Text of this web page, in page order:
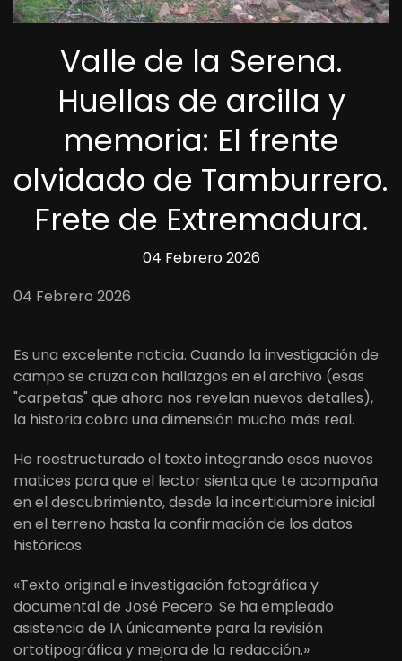
Valle de la Serena.
Huellas de arcilla y
memoria: El frente
olvidado de Tamburrero.
Frete de Extremadura.
04 Febrero 2026
04 Febrero 2026
Es una excelente noticia. Cuando la investigación de
campo se cruza con hallazgos en el archivo (esas
"carpetas" que ahora nos revelan nuevos detalles),
la historia cobra una dimensión mucho más real.
He reestructurado el texto integrando esos nuevos
matices para que el lector sienta que te acompaña
en el descubrimiento, desde la incertidumbre inicial
en el terreno hasta la confirmación de los datos
históricos.
«Texto original e investigación fotográfica y
documental de José Pecero. Se ha empleado
asistencia de IA únicamente para la revisión
ortotipográfica y mejora de la redacción.»